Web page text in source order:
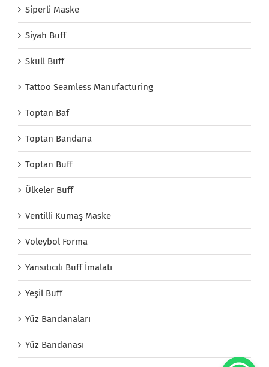
Siperli Maske
Siyah Buff
Skull Buff
Tattoo Seamless Manufacturing
Toptan Baf
Toptan Bandana
Toptan Buff
Ülkeler Buff
Ventilli Kumaş Maske
Voleybol Forma
Yansıtıcılı Buff İmalatı
Yeşil Buff
Yüz Bandanaları
Yüz Bandanası